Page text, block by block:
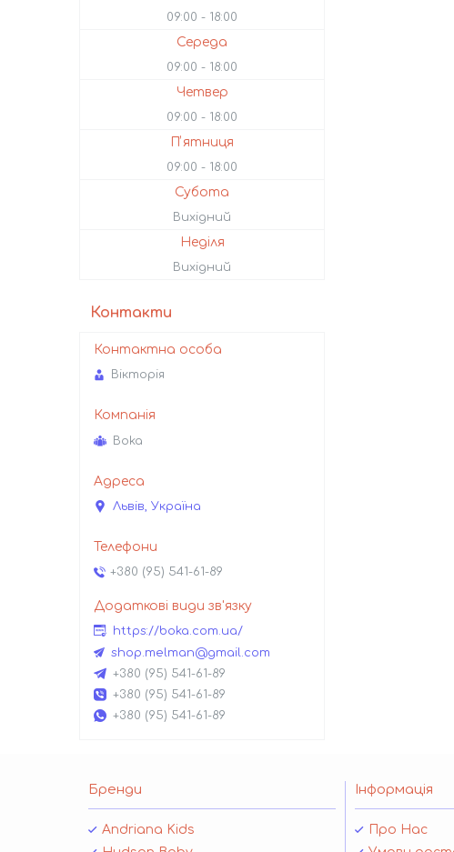
09:00 18:00
Середа
09:00 18:00
Четвер
09:00 18:00
Пʼятниця
09:00 18:00
Субота
Вихідний
Неділя
Вихідний
Контакти
Вікторія
Boka
Львів, Україна
+380 (95) 541-61-89
https://boka.com.ua/
shop.melman@gmail.com
+380 (95) 541-61-89
+380 (95) 541-61-89
+380 (95) 541-61-89
Бренди
Andriana Kids
Інформація
Про Нас